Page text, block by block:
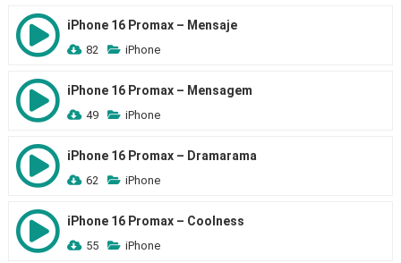
iPhone 16 Promax – Mensaje
82 iPhone
iPhone 16 Promax – Mensagem
49 iPhone
iPhone 16 Promax – Dramarama
62 iPhone
iPhone 16 Promax – Coolness
55 iPhone